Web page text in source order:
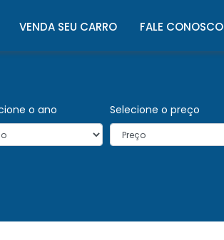
VENDA SEU CARRO FALE CONOSCO
o ano Selecione o preço